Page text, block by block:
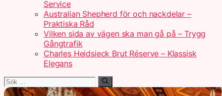
Service
Australian Shepherd för och nackdelar –
Praktiska Råd
Vilken sida av vägen ska man gå på – Trygg
Gångtrafik
Charles Heidsieck Brut Réserve – Klassisk
Elegans
Sök
efter: